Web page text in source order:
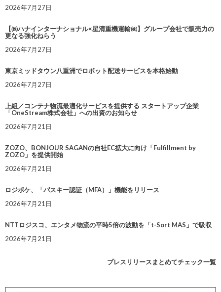
2026年7月27日
【㈱ハナインターナショナル×星清重機運輸㈱】グループ会社で販売力の
更なる強化ねらう
2026年7月27日
東京ミッドタウン八重洲でロボット配送サービスを本格始動
2026年7月27日
上組／コンテナ物流最適化サービスを提供する スタートアップ企業
「OneStream株式会社」への出資のお知らせ
2026年7月21日
ZOZO、BONJOUR SAGANの自社EC拡大に向け「Fulfillment by
ZOZO」を提供開始
2026年7月21日
ロジポケ、「パスキー認証（MFA）」機能をリリース
2026年7月21日
NTTロジスコ、エンタメ物流の平時5倍の波動を「t-Sort MAS」で吸収
2026年7月21日
プレスリリースまとめてチェック一覧